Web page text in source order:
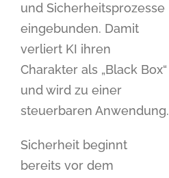
und Sicherheitsprozesse
eingebunden. Damit
verliert KI ihren
Charakter als „Black Box“
und wird zu einer
steuerbaren Anwendung.
Sicherheit beginnt
bereits vor dem